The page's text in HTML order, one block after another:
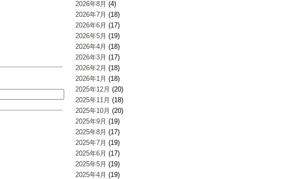
2026年8月 (4)
2026年7月 (18)
2026年6月 (17)
2026年5月 (19)
2026年4月 (18)
2026年3月 (17)
2026年2月 (18)
2026年1月 (18)
2025年12月 (20)
2025年11月 (18)
2025年10月 (20)
2025年9月 (19)
2025年8月 (17)
2025年7月 (19)
2025年6月 (17)
2025年5月 (19)
2025年4月 (19)